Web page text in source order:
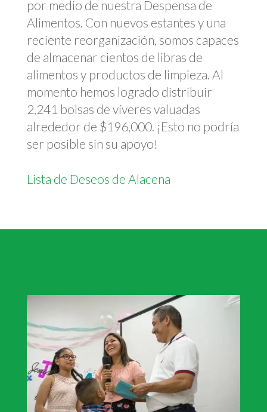
por medio de nuestra Despensa de
Alimentos. Con nuevos estantes y una
reciente reorganización, somos capaces
de almacenar cientos de libras de
alimentos y productos de limpieza. Al
momento hemos logrado distribuir
2,241 bolsas de víveres valuadas
alrededor de $196,000. ¡Esto no podría
ser posible sin su apoyo!
Lista de Deseos de Alacena